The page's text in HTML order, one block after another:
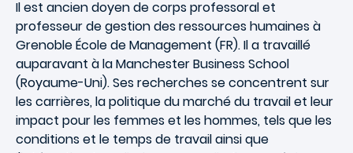
Il est ancien doyen de corps professoral et
professeur de gestion des ressources humaines à
Grenoble École de Management (FR). Il a travaillé
auparavant à la Manchester Business School
(Royaume-Uni). Ses recherches se concentrent sur
les carrières, la politique du marché du travail et leur
impact pour les femmes et les hommes, tels que les
conditions et le temps de travail ainsi que